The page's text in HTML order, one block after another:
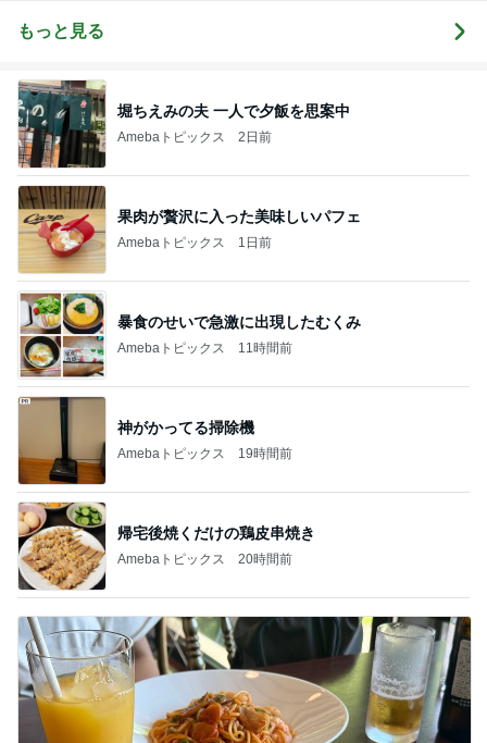
もっと見る
堀ちえみの夫 一人で夕飯を思案中
Amebaトピックス 2日前
果肉が贅沢に入った美味しいパフェ
Amebaトピックス 1日前
暴食のせいで急激に出現したむくみ
Amebaトピックス 11時間前
神がかってる掃除機
Amebaトピックス 19時間前
帰宅後焼くだけの鶏皮串焼き
Amebaトピックス 20時間前